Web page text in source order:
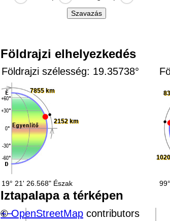
Földrajzi elhelyezkedés
Földrajzi szélesség: 19.35738°
7855 km
2152 km
19° 21' 26.568" Észak
Iztapalapa a térképen
+−
©OpenStreetMap contributors